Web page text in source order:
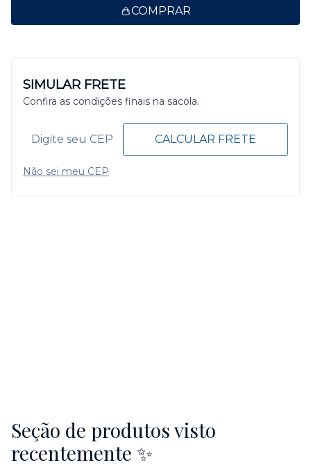
COMPRAR
SIMULAR FRETE
Confira as condições finais na sacola.
CALCULAR FRETE
Não sei meu CEP
Seção de produtos visto
recentemente ✨